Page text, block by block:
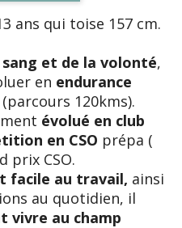
ans qui toise 157 cm.
sang et de la volonté,
en endurance
(parcours 120kms).
évolué en club
en CSO prépa (
prix CSO.
facile au travail, ainsi
au quotidien, il
vivre au champ